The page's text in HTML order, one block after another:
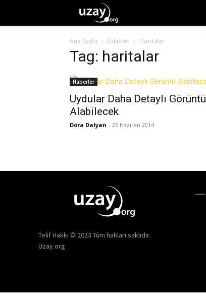
Ana Sayfa Etiketler Haritalar
Tag: haritalar
Haberler
Uydular Daha Detaylı Görüntü
Alabilecek
Dora Dalyan - 25 Haziran 2014
Telif Hakkı © 2023 Tüm hakları saklıdır.
Uzay.org